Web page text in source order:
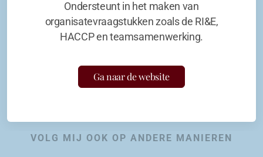
Ondersteunt in het maken van
organisatevraagstukken zoals de RI&E,
HACCP en teamsamenwerking.
Ga naar de website
VOLG MIJ OOK OP ANDERE MANIEREN